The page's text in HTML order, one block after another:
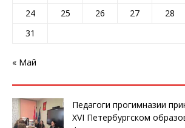
24
25 26 27 28
31
« Май
Педагоги прогимназии
XVI Петербургском